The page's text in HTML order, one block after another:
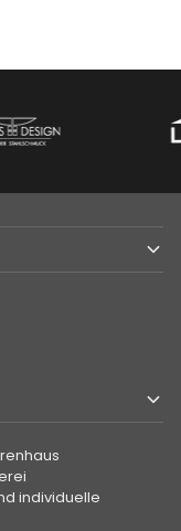
individuelle